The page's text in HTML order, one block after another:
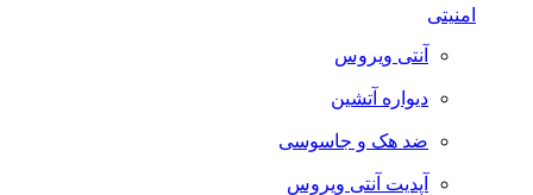
امنیتی
آنتی ویروس
دیواره آتشین
ضد هک و جاسوسی
آپدیت آنتی ویروس